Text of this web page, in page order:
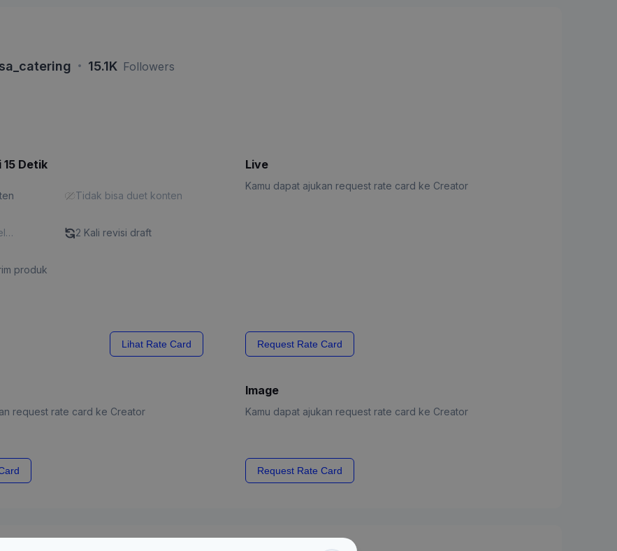
· 15.1K Followers
Detik
Tidak bisa duet konten
2 Kali revisi draft
produk
Lihat Rate Card
Live
Kamu dapat ajukan request rate card ke Creator
Request Rate Card
request rate card ke Creator
Image
Kamu dapat ajukan request rate card ke Creator
Request Rate Card